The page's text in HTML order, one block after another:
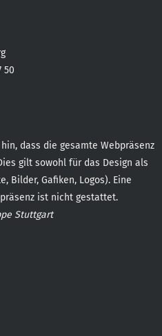
50
dass die gesamte Webpräsenz
gilt sowohl für das Design als
Bilder, Gafiken, Logos). Eine
ist nicht gestattet.
Stuttgart